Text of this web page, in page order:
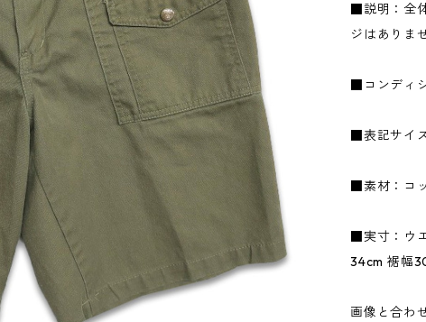
■説明：全
ジはありま
■コンディ
■表記サイ
■素材：コ
■実寸：ウ
34cm 裾幅
画像と合わ